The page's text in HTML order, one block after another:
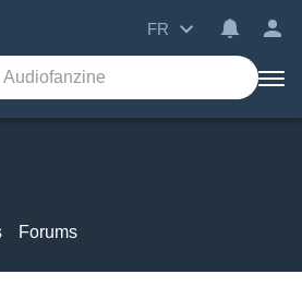
FR
Forums